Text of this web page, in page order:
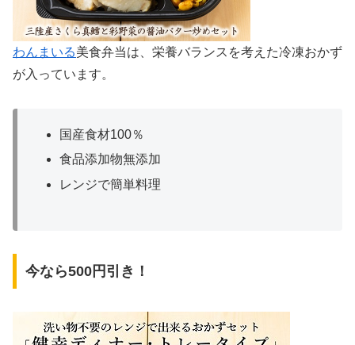
わんまいる美食弁当は、栄養バランスを考えた冷凍おかず
が入っています。
国産食材100％
食品添加物無添加
レンジで簡単料理
今なら500円引き！